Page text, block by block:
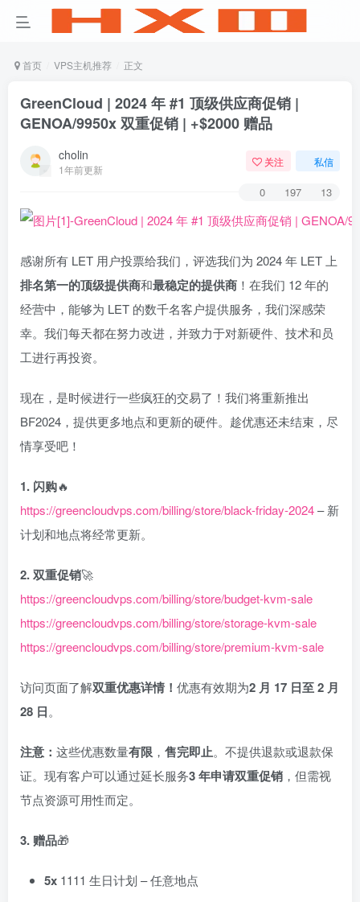
首页 VPS主机推荐 正文
GreenCloud | 2024 年 #1 顶级供应商促销 |
GENOA/9950x 双重促销 | +$2000 赠品
cholin
1年前更新
关注 私信
0 197 13
感谢所有 LET 用户投票给我们，评选我们为 2024 年 LET 上
排名第一的顶级提供商和最稳定的提供商 ！在我们 12 年的
经营中，能够为 LET 的数千名客户提供服务，我们深感荣
幸。我们每天都在努力改进，并致力于对新硬件、技术和员
工进行再投资。
现在，是时候进行一些疯狂的交易了！我们将重新推出
BF2024，提供更多地点和更新的硬件。趁优惠还未结束，尽
情享受吧！
1. 闪购🔥
https://greencloudvps.com/billing/store/black-friday-2024– 新
计划和地点将经常更新。
2. 双重促销🚀
https://greencloudvps.com/billing/store/budget-kvm-sale
https://greencloudvps.com/billing/store/storage-kvm-sale
https://greencloudvps.com/billing/store/premium-kvm-sale
访问页面了解双重优惠详情！ 优惠有效期为2 月 17 日至 2 月
28 日。
注意： 这些优惠数量有限 ， 售完即止。不提供退款或退款保
证。现有客户可以通过延长服务3 年申请双重促销 ，但需视
节点资源可用性而定。
3. 赠品🎁
5x 1111 生日计划 – 任意地点